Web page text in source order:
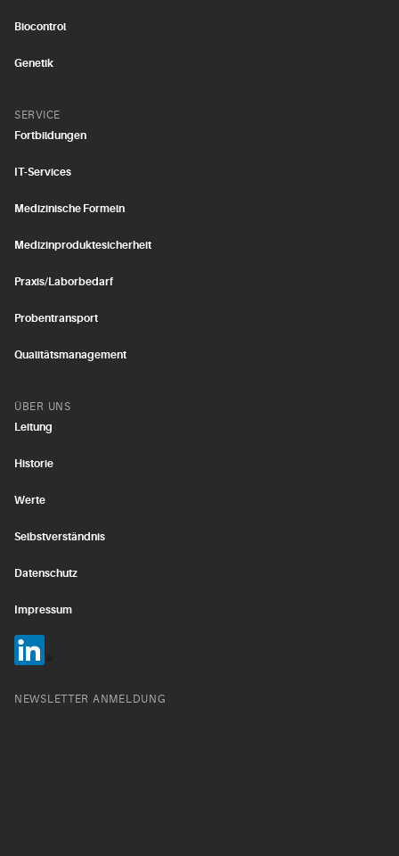
Biocontrol
Genetik
SERVICE
Fortbildungen
IT-Services
Medizinische Formeln
Medizinproduktesicherheit
Praxis/Laborbedarf
Probentransport
Qualitätsmanagement
ÜBER UNS
Leitung
Historie
Werte
Selbstverständnis
Datenschutz
Impressum
NEWSLETTER ANMELDUNG